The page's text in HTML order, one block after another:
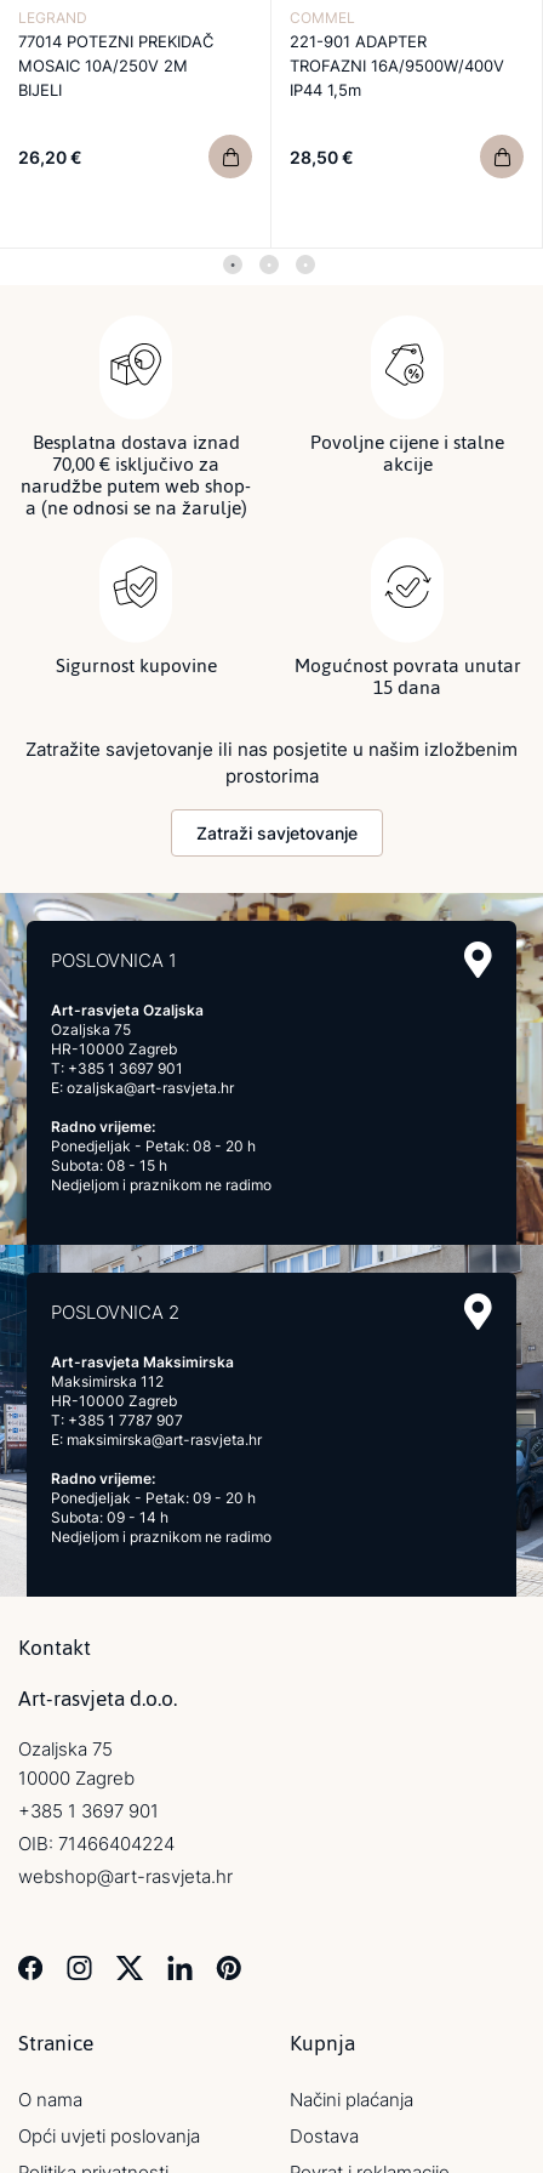
LEGRAND
77014 POTEZNI PREKIDAČ
MOSAIC 10A/250V 2M
BIJELI
26,20 €
COMMEL
221-901 ADAPTER
TROFAZNI 16A/9500W/400V
IP44 1,5m
28,50 €
Besplatna dostava iznad
70,00 € isključivo za
narudžbe putem web shop-
a (ne odnosi se na žarulje)
Povoljne cijene i stalne
akcije
Sigurnost kupovine Mogućnost povrata unutar
15 dana
Zatražite savjetovanje ili nas posjetite u našim izložbenim
prostorima
Zatraži savjetovanje
POSLOVNICA 1
Art-rasvjeta Ozaljska
Ozaljska 75
HR-10000 Zagreb
T: +385 1 3697 901
E:ozaljska@art-rasvjeta.hr
Radno vrijeme:
Ponedjeljak - Petak: 08 - 20 h
Subota: 08 - 15 h
Nedjeljom i praznikom ne radimo
POSLOVNICA 2
Art-rasvjeta Maksimirska
Maksimirska 112
HR-10000 Zagreb
T: +385 1 7787 907
E: maksimirska@art-rasvjeta.hr
Radno vrijeme:
Ponedjeljak - Petak: 09 - 20 h
Subota: 09 - 14 h
Nedjeljom i praznikom ne radimo
Kontakt
Art-rasvjeta d.o.o.
Ozaljska 75
10000 Zagreb
+385 1 3697 901
OIB: 71466404224
webshop@art-rasvjeta.hr
Stranice
O nama
Opći uvjeti poslovanja
Kupnja
Načini plaćanja
Dostava